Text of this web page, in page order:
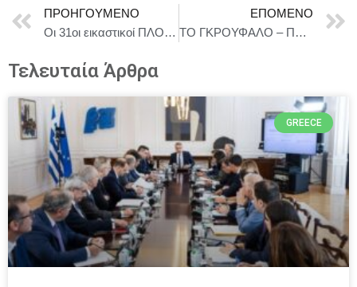
ΠΡΟΗΓΟΎΜΕΝΟ
Οι 31οι εικαστικοί ΠΛΟΕΣ, στο Ίδρυμα Π. & Μ. Κυδωνιέως της Άνδρου Lumen de Lumine / Φως εκ Φωτός Εγκαίνια 26 Ιουλίου 2025 Διάρκεια ως τις 28 Σεπτεμβρίου 2025
ΕΠΌΜΕΝΟ
ΤΟ ΓΚΡΟΥΦΑΛΟ – ΠΕΡΙΟΔΕΙΑ ΚΑΛΟΚΑΙΡΙ 2025
Τελευταία Άρθρα
GREECE